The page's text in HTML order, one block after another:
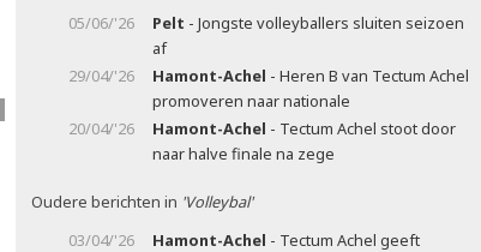
05/06/'26
Pelt - Jongste volleyballers sluiten seizoen
af
29/04/'26
Hamont-Achel - Heren B van Tectum Achel
promoveren naar nationale
20/04/'26
Hamont-Achel - Tectum Achel stoot door
naar halve finale na zege
Oudere berichten in 'Volleybal'
03/04/'26
Hamont-Achel - Tectum Achel geeft